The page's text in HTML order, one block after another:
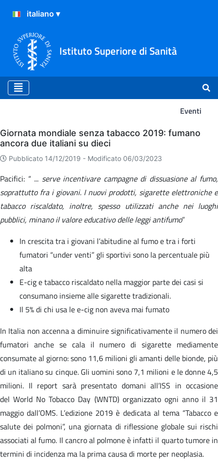
Istituto Superiore di Sanità
Eventi
Eventi
Giornata mondiale senza tabacco 2019: fumano
ancora due italiani su dieci
Pubblicato 14/12/2019 - Modificato 06/03/2023
Pacifici: “ ... serve incentivare campagne di dissuasione al fumo,
soprattutto fra i giovani. I nuovi prodotti, sigarette elettroniche e
tabacco riscaldato, inoltre, spesso utilizzati anche nei luoghi
pubblici, minano il valore educativo delle leggi antifumo”
In crescita tra i giovani l’abitudine al fumo e tra i forti
fumatori “under venti” gli sportivi sono la percentuale più
alta
E-cig e tabacco riscaldato nella maggior parte dei casi si
consumano insieme alle sigarette tradizionali.
Il 5% di chi usa le e-cig non aveva mai fumato
In Italia non accenna a diminuire significativamente il numero dei
fumatori anche se cala il numero di sigarette mediamente
consumate al giorno: sono 11,6 milioni gli amanti delle bionde, più
di un italiano su cinque. Gli uomini sono 7,1 milioni e le donne 4,5
milioni. Il report sarà presentato domani all’ISS in occasione
del World No Tobacco Day (WNTD) organizzato ogni anno il 31
maggio dall’OMS. L’edizione 2019 è dedicata al tema “Tabacco e
salute dei polmoni”, una giornata di riflessione globale sui rischi
associati al fumo. Il cancro al polmone è infatti il quarto tumore in
termini di incidenza ma la prima causa di morte per neoplasia.